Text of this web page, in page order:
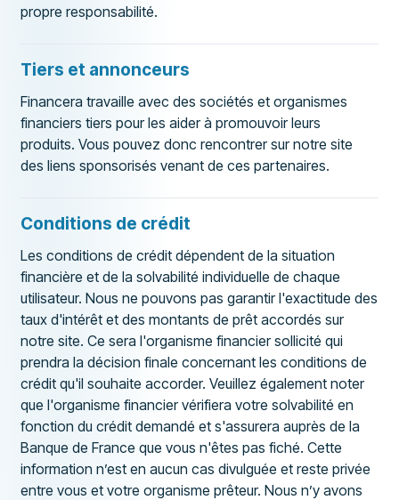
propre responsabilité.
Tiers et annonceurs
Financera travaille avec des sociétés et organismes
financiers tiers pour les aider à promouvoir leurs
produits. Vous pouvez donc rencontrer sur notre site
des liens sponsorisés venant de ces partenaires.
Conditions de crédit
Les conditions de crédit dépendent de la situation
financière et de la solvabilité individuelle de chaque
utilisateur. Nous ne pouvons pas garantir l'exactitude des
taux d'intérêt et des montants de prêt accordés sur
notre site. Ce sera l'organisme financier sollicité qui
prendra la décision finale concernant les conditions de
crédit qu'il souhaite accorder. Veuillez également noter
que l'organisme financier vérifiera votre solvabilité en
fonction du crédit demandé et s'assurera auprès de la
Banque de France que vous n'êtes pas fiché. Cette
information n’est en aucun cas divulguée et reste privée
entre vous et votre organisme prêteur. Nous n’y avons